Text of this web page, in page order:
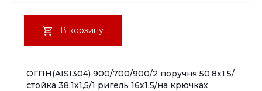
В корзину
ОГПН(AISI304) 900/700/900/2 поручня 50,8х1,5/
стойка 38,1х1,5/1 ригель 16х1,5/на крючках